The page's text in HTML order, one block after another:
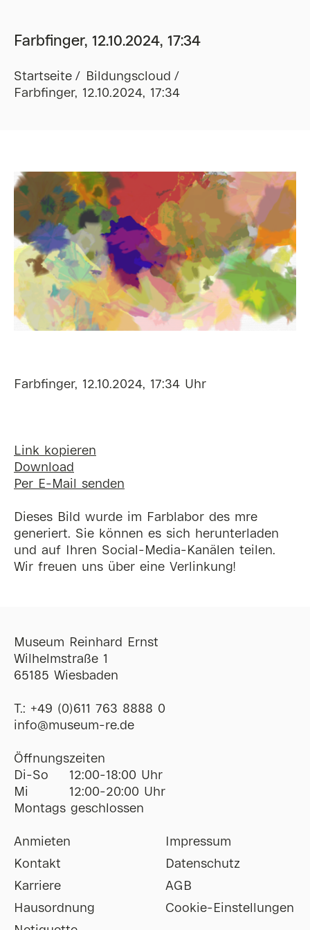
Farbfinger, 12.10.2024, 17:34
Startseite
Bildungscloud
Farbfinger, 12.10.2024, 17:34
Farbfinger, 12.10.2024, 17:34 Uhr
Link kopieren
Download
Per E-Mail senden
Dieses Bild wurde im Farblabor des mre
generiert. Sie können es sich herunterladen
und auf Ihren Social-Media-Kanälen teilen.
Wir freuen uns über eine Verlinkung!
Museum Reinhard Ernst
Wilhelmstraße 1
65185 Wiesbaden
T.: +49 (0)611 763 8888 0
ofni@museum-re de
Öffnungszeiten
Di-So
12:00-18:00 Uhr
Mi
12:00-20:00 Uhr
Montags geschlossen
Anmieten
Kontakt
Karriere
Hausordnung
Impressum
Datenschutz
AGB
Cookie-Einstellungen